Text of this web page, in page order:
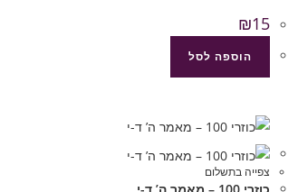
₪15
הוספה לסל
צפייה בתשלום